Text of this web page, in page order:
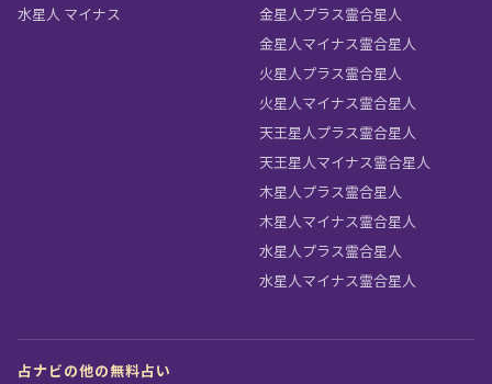
水星人 マイナス
金星人プラス霊合星人
金星人マイナス霊合星人
火星人プラス霊合星人
火星人マイナス霊合星人
天王星人プラス霊合星人
天王星人マイナス霊合星人
木星人プラス霊合星人
木星人マイナス霊合星人
水星人プラス霊合星人
水星人マイナス霊合星人
占ナビの他の無料占い